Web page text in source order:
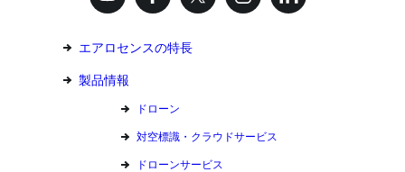
エアロセンスの特長
製品情報
ドローン
対空標識・クラウドサービス
ドローンサービス